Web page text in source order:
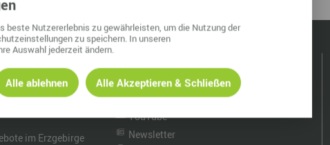
Gesundheit & Wellness
im Erzgebirge
Instagram
Facebook
YouTube
Newsletter
beste Nutzererlebnis zu gewährleisten, um die Nutzung der
zu speichern. In unseren
Auswahl jederzeit ändern.
Alle ablehnen Alle Akzeptieren & Schließen